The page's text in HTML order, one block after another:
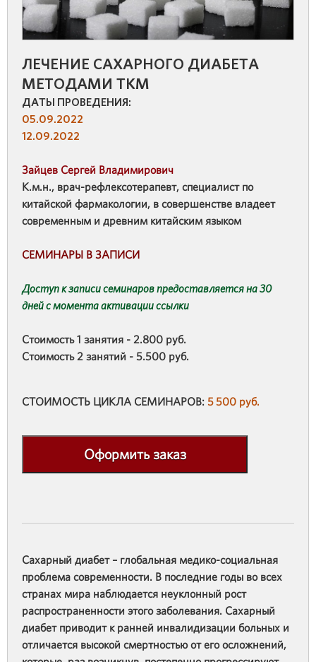
ЛЕЧЕНИЕ САХАРНОГО ДИАБЕТА
МЕТОДАМИ ТКМ
ДАТЫ ПРОВЕДЕНИЯ:
05.09.2022
12.09.2022
Зайцев Сергей Владимирович
К.м.н., врач-рефлексотерапевт, специалист по
китайской фармакологии, в совершенстве владеет
современным и древним китайским языком
СЕМИНАРЫ В ЗАПИСИ
Доступ к записи семинаров предоставляется на 30
дней с момента активации ссылки
Стоимость 1 занятия - 2.800 руб.
Стоимость 2 занятий - 5.500 руб.
СТОИМОСТЬ ЦИКЛА СЕМИНАРОВ: 5 500 руб.
Оформить заказ
Сахарный диабет – глобальная медико-социальная
проблема современности. В последние годы во всех
странах мира наблюдается неуклонный рост
распространенности этого заболевания. Сахарный
диабет приводит к ранней инвалидизации больных и
отличается высокой смертностью от его осложнений,